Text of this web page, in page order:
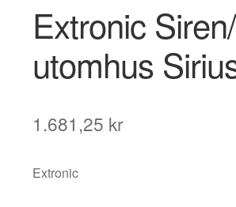
Extronic
utomhus
1.681,25 kr
Extronic